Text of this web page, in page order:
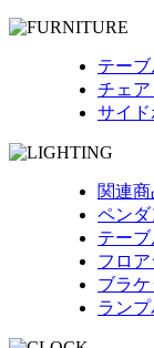
テー
チェア
サイ
関連
ペンダ
テー
フロ
ブラ
ラン